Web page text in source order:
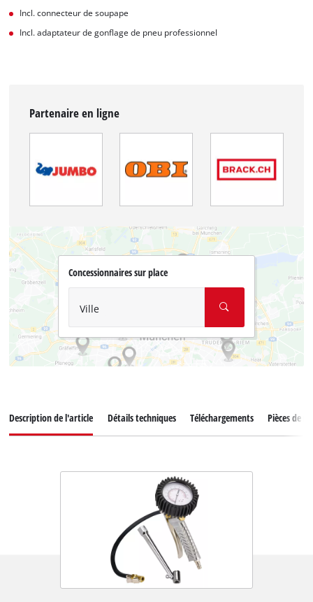
Incl. connecteur de soupape
Incl. adaptateur de gonflage de pneu professionnel
Partenaire en ligne
Concessionnaires sur place
Ville
Description de l'article Détails techniques Téléchargements Pièces de